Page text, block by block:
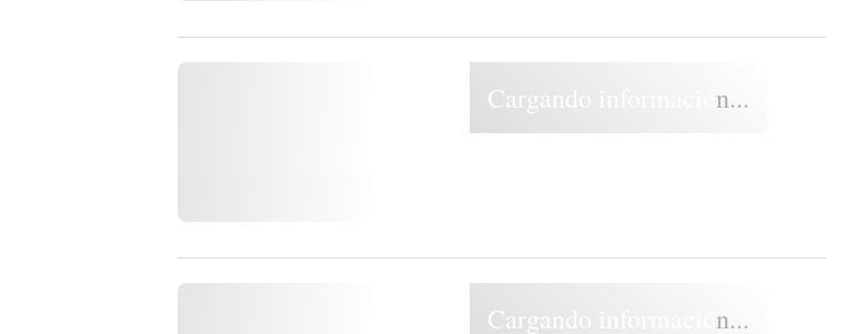
Cargando información...
Cargando información...